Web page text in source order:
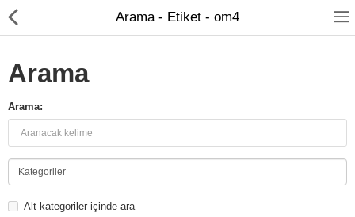
FİBER OPTİK
BAKIR ÜRÜNLER
Arama - Etiket - om4
Arama
Arama:
Alt kategoriler içinde ara